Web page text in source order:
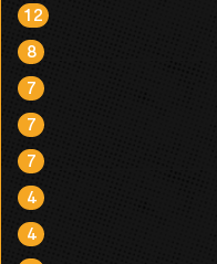
12
8
7
7
7
4
4